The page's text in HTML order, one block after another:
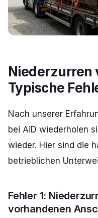
Niederzurren
Typische
Nach unserer
bei AiD wiederholen
wieder. Hier sind die
betrieblichen
Fehler 1:
vorhandenen